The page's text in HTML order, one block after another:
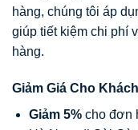
hàng, chúng tôi áp
giúp tiết kiệm chi phí
hàng.
Giảm Giá Cho
Giảm 5%cho đơn